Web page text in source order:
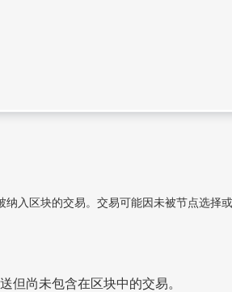
入区块的交易。交易可能因未被节点选
但尚未包含在区块中的交易。